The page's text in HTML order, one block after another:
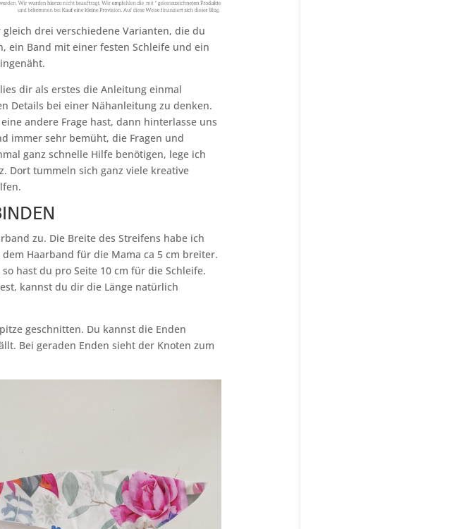
drei verschiedene Varianten, die du
ein Band mit einer festen Schleife und ein
dir als erstes die Anleitung einmal
Details bei einer Nähanleitung zu denken.
andere Frage hast, dann hinterlasse uns
immer sehr bemüht, die Fragen und
ganz schnelle Hilfe benötigen, lege ich
Dort tummeln sich ganz viele kreative
zu. Die Breite des Streifens habe ich
Haarband für die Mama ca 5 cm breiter.
hast du pro Seite 10 cm für die Schleife.
kannst du dir die Länge natürlich
geschnitten. Du kannst die Enden
Bei geraden Enden sieht der Knoten zum